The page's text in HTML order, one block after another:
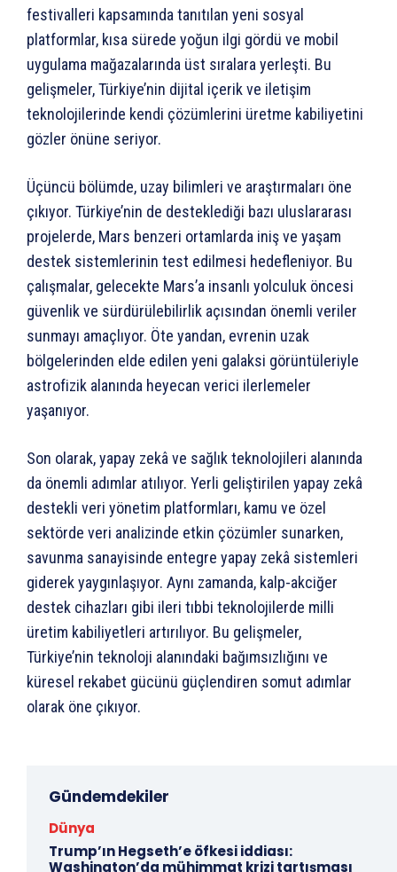
festivalleri kapsamında tanıtılan yeni sosyal
platformlar, kısa sürede yoğun ilgi gördü ve mobil
uygulama mağazalarında üst sıralara yerleşti. Bu
gelişmeler, Türkiye’nin dijital içerik ve iletişim
teknolojilerinde kendi çözümlerini üretme kabiliyetini
gözler önüne seriyor.
Üçüncü bölümde, uzay bilimleri ve araştırmaları öne
çıkıyor. Türkiye’nin de desteklediği bazı uluslararası
projelerde, Mars benzeri ortamlarda iniş ve yaşam
destek sistemlerinin test edilmesi hedefleniyor. Bu
çalışmalar, gelecekte Mars’a insanlı yolculuk öncesi
güvenlik ve sürdürülebilirlik açısından önemli veriler
sunmayı amaçlıyor. Öte yandan, evrenin uzak
bölgelerinden elde edilen yeni galaksi görüntüleriyle
astrofizik alanında heyecan verici ilerlemeler
yaşanıyor.
Son olarak, yapay zekâ ve sağlık teknolojileri alanında
da önemli adımlar atılıyor. Yerli geliştirilen yapay zekâ
destekli veri yönetim platformları, kamu ve özel
sektörde veri analizinde etkin çözümler sunarken,
savunma sanayisinde entegre yapay zekâ sistemleri
giderek yaygınlaşıyor. Aynı zamanda, kalp-akciğer
destek cihazları gibi ileri tıbbi teknolojilerde milli
üretim kabiliyetleri artırılıyor. Bu gelişmeler,
Türkiye’nin teknoloji alanındaki bağımsızlığını ve
küresel rekabet gücünü güçlendiren somut adımlar
olarak öne çıkıyor.
Gündemdekiler
Dünya
Trump’ın Hegseth’e öfkesi iddiası:
Washington’da mühimmat krizi tartışması